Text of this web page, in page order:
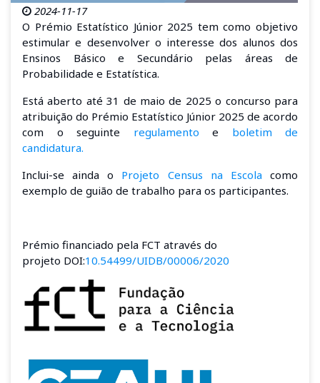
2024-11-17
O Prémio Estatístico Júnior 2025 tem como objetivo
estimular e desenvolver o interesse dos alunos dos
Ensinos Básico e Secundário pelas áreas de
Probabilidade e Estatística.
Está aberto até 31 de maio de 2025 o concurso para
atribuição do Prémio Estatístico Júnior 2025 de acordo
com o seguinte regulamento e boletim de
candidatura.
Inclui-se ainda o Projeto Census na Escola como
exemplo de guião de trabalho para os participantes.
Prémio financiado pela FCT através do
projeto DOI:10.54499/UIDB/00006/2020